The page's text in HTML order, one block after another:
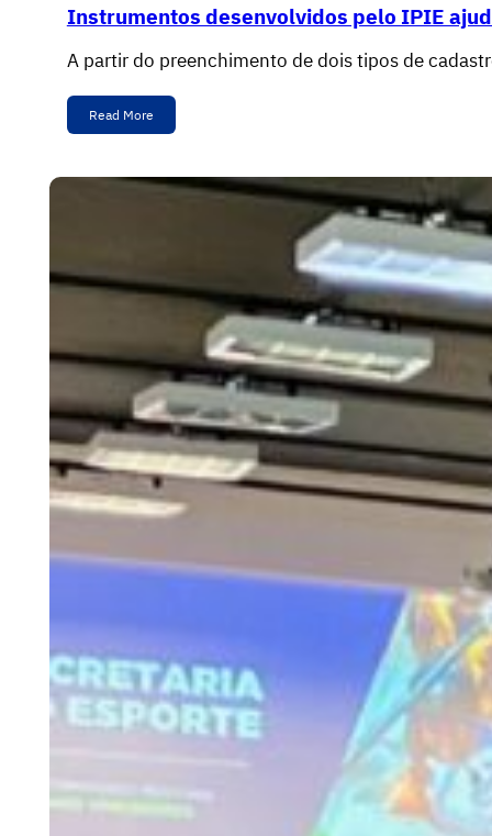
Instrumentos desenvolvidos pelo IPIE
A partir do preenchimento de dois tipos de
Read More